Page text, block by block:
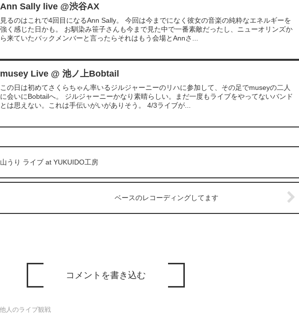
Ann Sally live @渋谷AX
見るのはこれで4回目になるAnn Sally。 今回は今までになく彼女の音楽の純粋なエネルギーを
強く感じた日かも。 お馴染み笹子さんも今まで見た中で一番素敵だったし、ニューオリンズか
ら来ていたバックメンバーと言ったらそれはもう会場とAnnさ...
musey Live @ 池ノ上Bobtail
この日は初めてさくらちゃん率いるジルジャーニーのリハに参加して、その足でmuseyの二人
に会いにBobtailへ。 ジルジャーニーかなり素晴らしい。まだ一度もライブをやってないバンド
とは思えない。これは手伝いがいがありそう。 4/3ライブが...
うり ライブ at YUKUIDO工房
ベースのレコーディングしてます
コメントを書き込む
他人のライブ観戦